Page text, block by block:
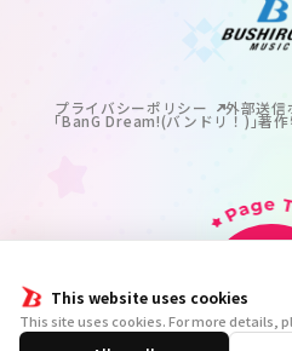
This website uses cookies
This site uses cookies. For more details,
プライバシーポリシー 外部送信
｢BanG Dream!(バンドリ！)｣著
掲載の記事・写真・イラスト
無断複写・転載